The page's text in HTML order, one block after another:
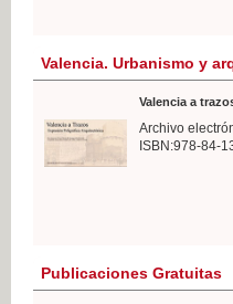
Valencia. Urbanismo y
Valencia a
Archivo
ISBN:978-84-
Publicaciones Gratuitas